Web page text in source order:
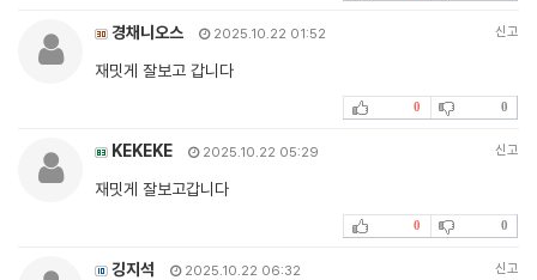
경채니오스 2025.10.22 01:52 신고
재밋게 잘보고 갑니다
0 0
KEKEKE 2025.10.22 05:29 신고
재밋게 잘보고갑니다
0 0
깅지석 2025.10.22 06:32 신고